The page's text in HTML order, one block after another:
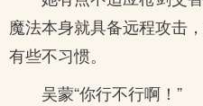
魔法本身就具备远程攻击
有些不习惯。
吴蒙“你行不行啊！”